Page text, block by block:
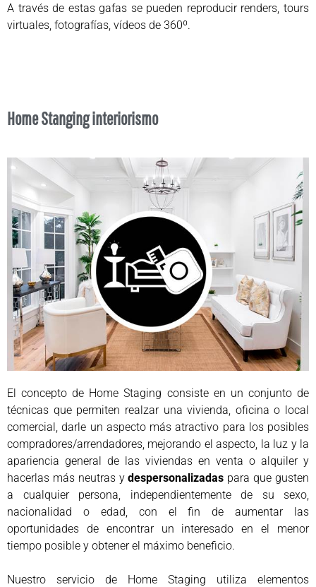
A través de estas gafas se pueden reproducir renders, tours
virtuales, fotografías, vídeos de 360º.
Home Stanging interiorismo
El concepto de Home Staging consiste en un conjunto de
técnicas que permiten realzar una vivienda, oficina o local
comercial, darle un aspecto más atractivo para los posibles
compradores/arrendadores, mejorando el aspecto, la luz y la
apariencia general de las viviendas en venta o alquiler y
hacerlas más neutras ydespersonalizadas para que gusten
a cualquier persona, independientemente de su sexo,
nacionalidad o edad, con el fin de aumentar las
oportunidades de encontrar un interesado en el menor
tiempo posible y obtener el máximo beneficio.
Nuestro servicio de Home Staging utiliza elementos